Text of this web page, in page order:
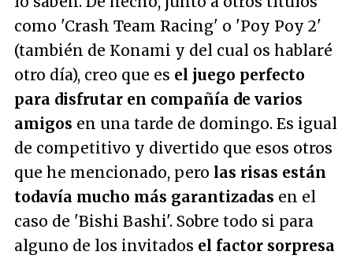
como 'Crash Team Racing' o 'Poy Poy 2'
(también de Konami y del cual os hablaré
otro día), creo que es el juego perfecto
para disfrutar en compañía de varios
amigos en una tarde de domingo. Es igual
de competitivo y divertido que esos otros
que he mencionado, pero las risas están
todavía mucho más garantizadas en el
caso de 'Bishi Bashi'. Sobre todo si para
alguno de los invitados el factor sorpresa